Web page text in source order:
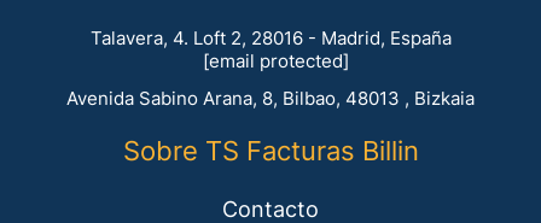
Talavera, 4. Loft 2, 28016 - Madrid, España
[email protected]
Avenida Sabino Arana, 8, Bilbao, 48013 , Bizkaia
Sobre TS Facturas Billin
Contacto